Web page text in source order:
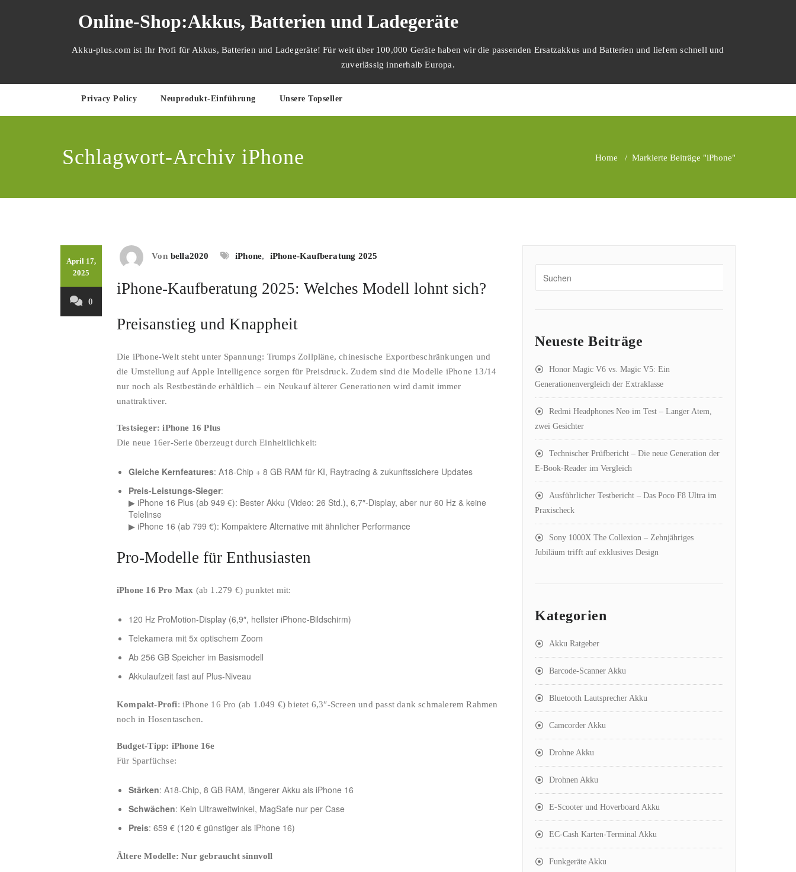
Online-Shop:Akkus, Batterien und Ladegeräte
Akku-plus.com ist Ihr Profi für Akkus, Batterien und Ladegeräte! Für weit über 100,000 Geräte haben wir die passenden Ersatzakkus und Batterien und liefern schnell und
zuverlässig innerhalb Europa.
Privacy Policy Neuprodukt-Einführung Unsere Topseller
Schlagwort-Archiv iPhone Home / Markierte Beiträge "iPhone"
April 17,
2025
0
Von bella2020 iPhone, iPhone-Kaufberatung 2025
iPhone-Kaufberatung 2025: Welches Modell lohnt sich?
Preisanstieg und Knappheit
Die iPhone-Welt steht unter Spannung: Trumps Zollpläne, chinesische Exportbeschränkungen und
die Umstellung auf Apple Intelligence sorgen für Preisdruck. Zudem sind die Modelle iPhone 13/14
nur noch als Restbestände erhältlich – ein Neukauf älterer Generationen wird damit immer
unattraktiver.
Testsieger: iPhone 16 Plus
Die neue 16er-Serie überzeugt durch Einheitlichkeit:
Gleiche Kernfeatures: A18-Chip + 8 GB RAM für KI, Raytracing & zukunftssichere Updates
Preis-Leistungs-Sieger:
▶︎ iPhone 16 Plus (ab 949 €): Bester Akku (Video: 26 Std.), 6,7″-Display, aber nur 60 Hz & keine
Telelinse
▶︎ iPhone 16 (ab 799 €): Kompaktere Alternative mit ähnlicher Performance
Pro-Modelle für Enthusiasten
iPhone 16 Pro Max (ab 1.279 €) punktet mit:
120 Hz ProMotion-Display (6,9″, hellster iPhone-Bildschirm)
Telekamera mit 5x optischem Zoom
Ab 256 GB Speicher im Basismodell
Akkulaufzeit fast auf Plus-Niveau
Kompakt-Profi: iPhone 16 Pro (ab 1.049 €) bietet 6,3″-Screen und passt dank schmalerem Rahmen
noch in Hosentaschen.
Budget-Tipp: iPhone 16e
Für Sparfüchse:
Stärken: A18-Chip, 8 GB RAM, längerer Akku als iPhone 16
Schwächen: Kein Ultraweitwinkel, MagSafe nur per Case
Preis: 659 € (120 € günstiger als iPhone 16)
Ältere Modelle: Nur gebraucht sinnvoll
Neueste Beiträge
Honor Magic V6 vs. Magic V5: Ein
Generationenvergleich der Extraklasse
Redmi Headphones Neo im Test – Langer Atem,
zwei Gesichter
Technischer Prüfbericht – Die neue Generation der
E-Book-Reader im Vergleich
Ausführlicher Testbericht – Das Poco F8 Ultra im
Praxischeck
Sony 1000X The Collexion – Zehnjähriges
Jubiläum trifft auf exklusives Design
Kategorien
Akku Ratgeber
Barcode-Scanner Akku
Bluetooth Lautsprecher Akku
Camcorder Akku
Drohne Akku
Drohnen Akku
E-Scooter und Hoverboard Akku
EC-Cash Karten-Terminal Akku
Funkgeräte Akku